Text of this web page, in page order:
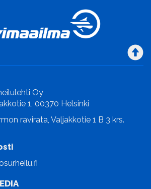
Oy
1, 00370 Helsinki
ravirata, Valjakkotie 1 B 3 krs.